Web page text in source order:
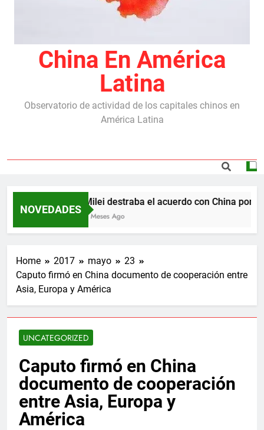
China En América
Latina
Observatorio de actividad de los capitales chinos en
América Latina
NOVEDADES
Milei destraba el acuerdo con China por
5 Meses Ago
Home 2017 mayo
23
Caputo firmó en China documento de cooperación entre
Asia, Europa y América
UNCATEGORIZED
Caputo firmó en China
documento de cooperación
entre Asia, Europa y
América